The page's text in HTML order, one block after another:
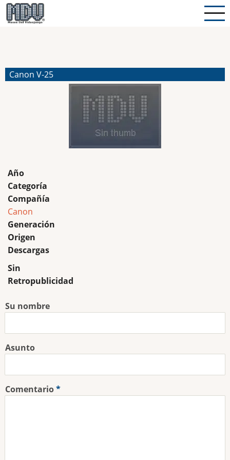
Pasar
al
Canon V-25
Año
Categoría
Compañía
Canon
Generación
Origen
Descargas
Sin
Retropublicidad
Su nombre
Asunto
Comentario